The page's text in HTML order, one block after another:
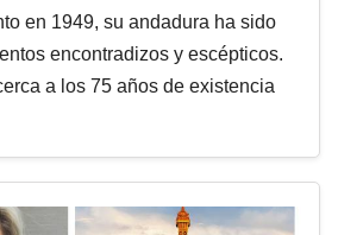
en 1949, su andadura ha sido
encontradizos y escépticos.
a los 75 años de existencia